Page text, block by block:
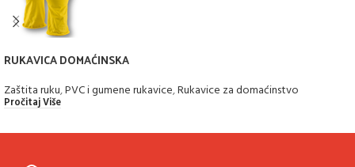
RUKAVICA DOMAĆINSKA
Zaštita ruku,PVC i gumene rukavice,Rukavice za domaćinstvo
Pročitaj Više